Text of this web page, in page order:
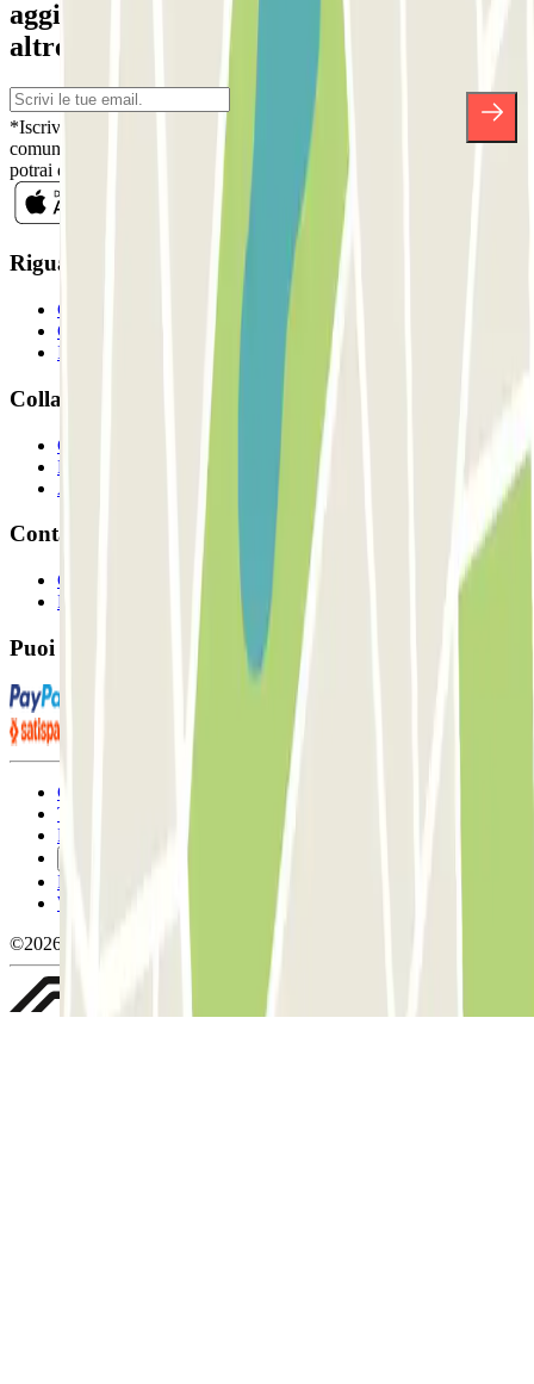
aggiornato su sconti, concorsi e tante
altre sorprese.
*Iscrivendoti, accetti la nostra Informativa sulla Privacy per ricevere
comunicazioni commerciali da Parclick. Senza alcun impegno,
potrai disiscriverti quando vuoi direttamente dalla stessa newsletter.
Riguardo a Parclcik
Chi siamo
Come funziona?
I Nostri Parcheggi
Collaboriamo?
Collaboratori
Proprietari di parcheggio
Affiliati
Contatto
Contattaci
FAQ
Puoi utilizzare questi metodi di pagamento:
Condizioni contrattuali e di utilizzo
Termini di cancellazione
Politica sui cookies
Politica sulla privacy
Whistleblowing
©2026 Parclick. Tutti i diritti riservati